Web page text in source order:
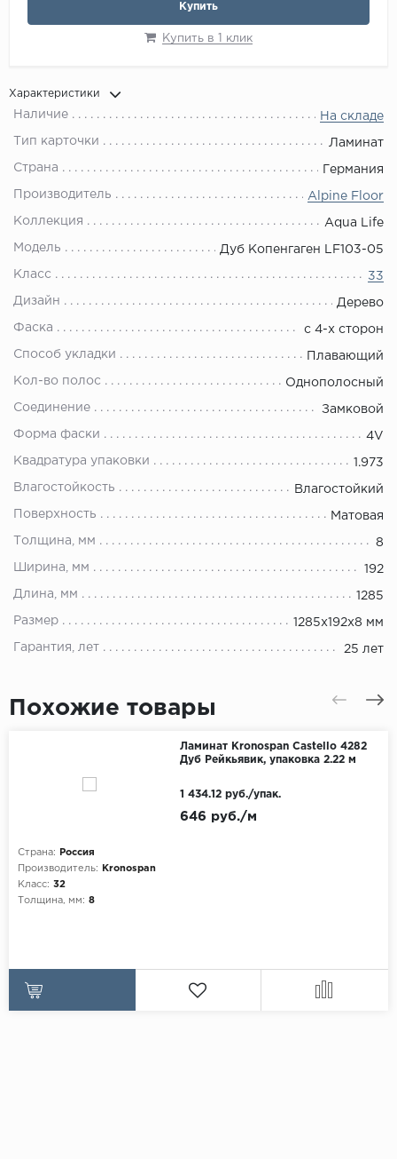
Купить
Купить в 1 клик
Характеристики
Наличие На складе
Тип карточки Ламинат
Страна Германия
Производитель Alpine Floor
Коллекция Aqua Life
Модель Дуб Копенгаген LF103-05
Класс 33
Дизайн Дерево
Фаска с 4-х сторон
Способ укладки Плавающий
Кол-во полос Однополосный
Соединение Замковой
Форма фаски 4V
Квадратура упаковки 1.973
Влагостойкость Влагостойкий
Поверхность Матовая
Толщина, мм 8
Ширина, мм 192
Длина, мм 1285
Размер 1285х192х8 мм
Гарантия, лет 25 лет
Похожие товары
Ламинат Kronospan Castello 4282
Дуб Рейкьявик, упаковка 2.22 м
Страна:
Россия
Производитель:
Kronospan
Класс: 32
Толщина, мм: 8
646 руб./м
1 434.12 руб./упак.